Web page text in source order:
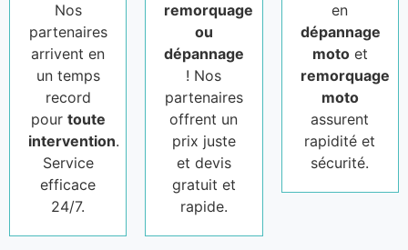
Nos
partenaires
arrivent en
un temps
record
pour toute
intervention.
Service
efficace
24/7.
remorquage
ou
dépannage
! Nos
partenaires
offrent un
prix juste
et devis
gratuit et
rapide.
en
dépannage
motoet
remorquage
moto
assurent
rapidité et
sécurité.